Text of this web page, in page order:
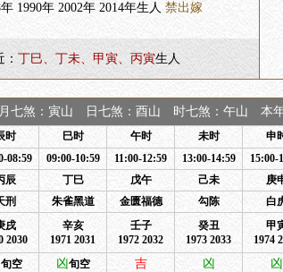
1990年 2002年 2014年生人 禁出嫁
丁巳、丁未、甲寅、丙寅生人
七煞：寅山 日七煞：酉山 时七煞：午山 本
时 巳时 午时 未时 申
08:59 09:00-10:59 11:00-12:59 13:00-14:59 15:00-
辰 丁巳 戊午 己未 庚
刑 朱雀黑道 金匮福德 勾陈 白
戌
2030
辛亥
1971 2031
壬子
1972 2032
癸丑
1973 2033
甲
1974
旬空 凶旬空 吉 凶 凶